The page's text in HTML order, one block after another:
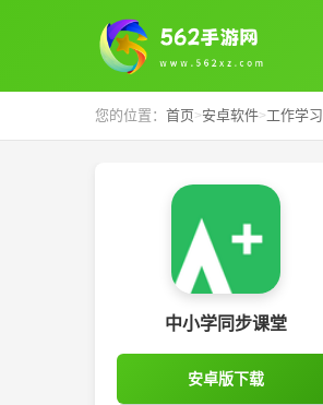
您的位置： 首页>安卓软件>工作学习
中小学同步课堂
安卓版下载